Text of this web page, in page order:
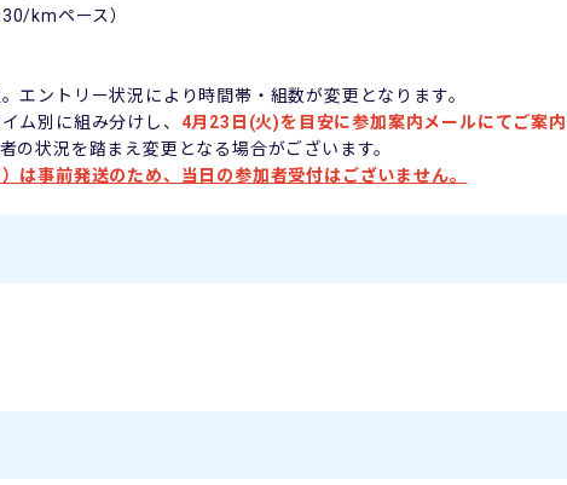
kmペース）
エントリー状況により時間帯・組数が変更となります。
ム別に組み分けし、 4月23日(火)を目安に参加案内メールにてご案内
の状況を踏まえ変更となる場合がございます。
は事前発送のため、当日の参加者受付はございません。